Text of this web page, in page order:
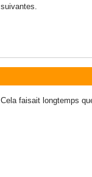
suivantes.
Cela faisait longtemps